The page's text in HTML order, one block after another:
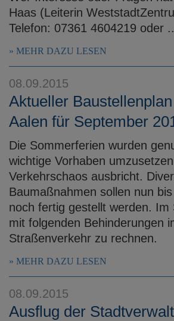
Haas (Leiterin
Telefon: 07361 4604219 oder
MEHR DAZU LESEN
08.09.2015
Aktueller
Aalen für September
Die Sommerferien wurden
wichtige Vorhaben
Verkehrschaos ausbricht.
Baumaßnahmen sollen nun
noch fertig gestellt werden. Im
mit folgenden Behinderungen
Straßenverkehr zu rechnen.
MEHR DAZU LESEN
08.09.2015
Ausflug der